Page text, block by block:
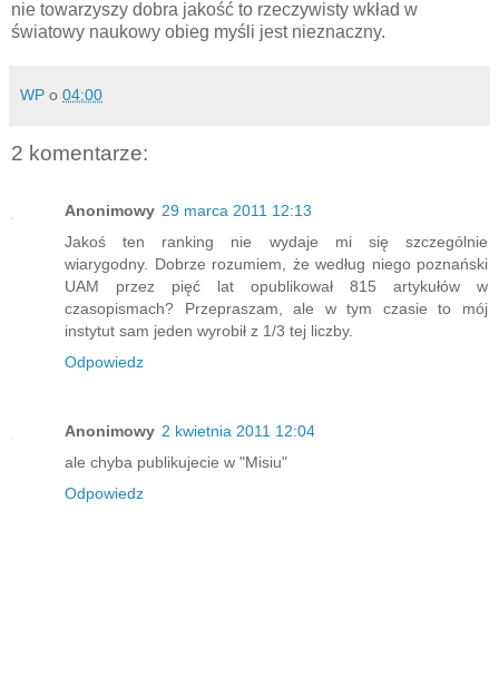
nie towarzyszy dobra jakość to rzeczywisty wkład w
światowy naukowy obieg myśli jest nieznaczny.
WP o 04:00
2 komentarze:
Anonimowy 29 marca 2011 12:13
Jakoś ten ranking nie wydaje mi się szczególnie
wiarygodny. Dobrze rozumiem, że według niego poznański
UAM przez pięć lat opublikował 815 artykułów w
czasopismach? Przepraszam, ale w tym czasie to mój
instytut sam jeden wyrobił z 1/3 tej liczby.
Odpowiedz
Anonimowy 2 kwietnia 2011 12:04
ale chyba publikujecie w "Misiu"
Odpowiedz